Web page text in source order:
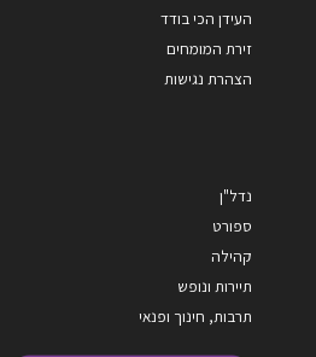
העידן הכי בודד
זירת המומחים
הצהרת נגישות
נדל"ן
ספורט
קהילה
תיירות ונופש
תרבות, חינוך ופנאי